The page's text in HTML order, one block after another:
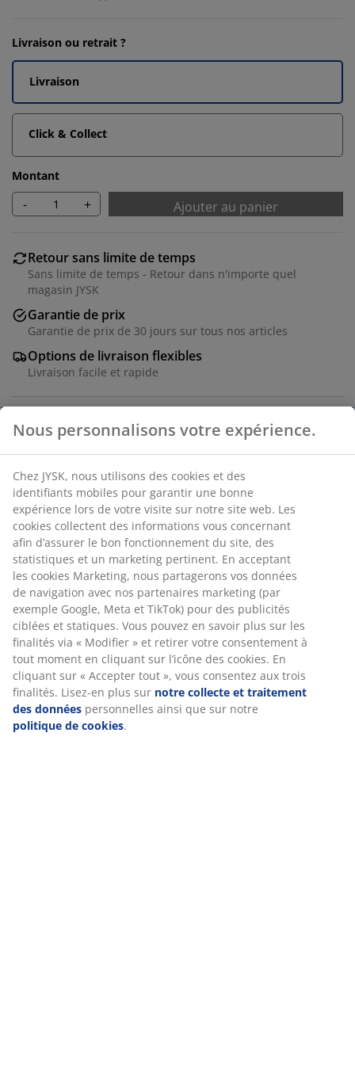
Livraison ou retrait ?
Livraison
Click & Collect
Montant
- + Ajouter au panier
Retour sans limite de temps
Sans limite de temps - Retour dans n'importe quel
magasin JYSK
Garantie de prix
Garantie de prix de 30 jours sur tous nos articles
Options de livraison flexibles
Livraison facile et rapide
Piédestal conçu pour surélever des plantes ou d'autres
objets décoratifs. Il présente un design minimaliste à
deux niveaux avec une structure robuste en acier. La
couleur beige neutre et les deux surfaces offrent des
options de style polyvalentes. Ø30 x H60 cm
RÉFÉRENCE: 4912429
Manuals and warnings
Caractéristiques
Notes
Nous personnalisons votre expérience.
Chez JYSK, nous utilisons des cookies et des
identifiants mobiles pour garantir une bonne
expérience lors de votre visite sur notre site web. Les
cookies collectent des informations vous concernant
afin d’assurer le bon fonctionnement du site, des
statistiques et un marketing pertinent. En acceptant
les cookies Marketing, nous partagerons vos données
de navigation avec nos partenaires marketing (par
exemple Google, Meta et TikTok) pour des publicités
ciblées et statiques. Vous pouvez en savoir plus sur les
finalités via « Modifier » et retirer votre consentement à
tout moment en cliquant sur l’icône des cookies. En
cliquant sur « Accepter tout », vous consentez aux trois
finalités. Lisez-en plus sur notre collecte et traitement
des données personnelles ainsi que sur notre
politique de cookies.